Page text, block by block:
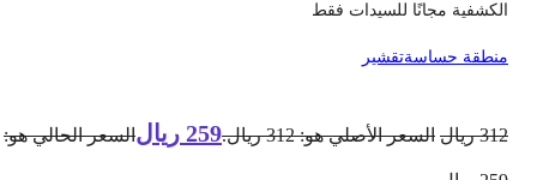
مجانًا للسيدات فقط
حساسةتقشير
ريال السعر الأصلي هو: 312 ريال. 259 ريال السعر الحالي هو: